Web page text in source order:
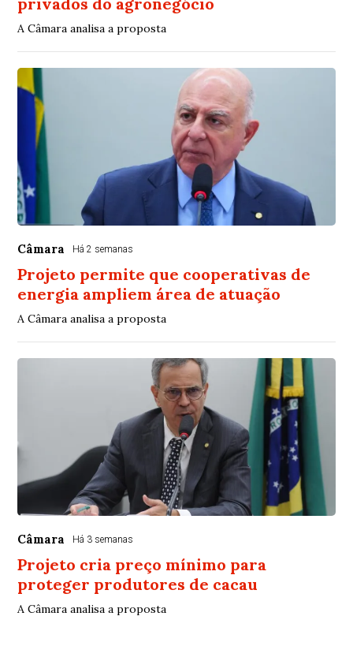
A Câmara analisa a proposta
Câmara Há 2 semanas
Projeto permite que cooperativas de
energia ampliem área de atuação
A Câmara analisa a proposta
Câmara Há 3 semanas
Projeto cria preço mínimo para
proteger produtores de cacau
A Câmara analisa a proposta